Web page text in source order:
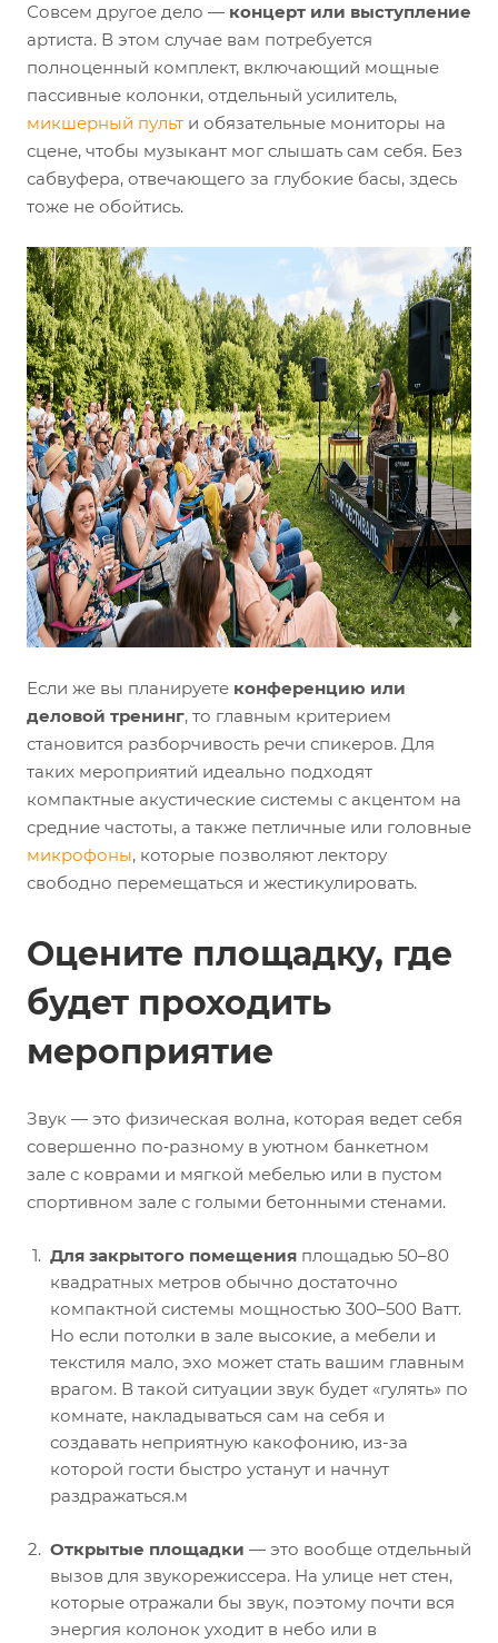
Совсем другое дело — концерт или выступление
артиста. В этом случае вам потребуется
полноценный комплект, включающий мощные
пассивные колонки, отдельный усилитель,
микшерный пульт и обязательные мониторы на
сцене, чтобы музыкант мог слышать сам себя. Без
сабвуфера, отвечающего за глубокие басы, здесь
тоже не обойтись.
Если же вы планируете конференцию или
деловой тренинг, то главным критерием
становится разборчивость речи спикеров. Для
таких мероприятий идеально подходят
компактные акустические системы с акцентом на
средние частоты, а также петличные или головные
микрофоны, которые позволяют лектору
свободно перемещаться и жестикулировать.
Оцените площадку, где
будет проходить
мероприятие
Звук — это физическая волна, которая ведет себя
совершенно по‑разному в уютном банкетном
зале с коврами и мягкой мебелью или в пустом
спортивном зале с голыми бетонными стенами.
Для закрытого помещения площадью 50–80
квадратных метров обычно достаточно
компактной системы мощностью 300–500 Ватт.
Но если потолки в зале высокие, а мебели и
текстиля мало, эхо может стать вашим главным
врагом. В такой ситуации звук будет «гулять» по
комнате, накладываться сам на себя и
создавать неприятную какофонию, из-за
которой гости быстро устанут и начнут
раздражаться.м
Открытые площадки — это вообще отдельный
вызов для звукорежиссера. На улице нет стен,
которые отражали бы звук, поэтому почти вся
энергия колонок уходит в небо или в